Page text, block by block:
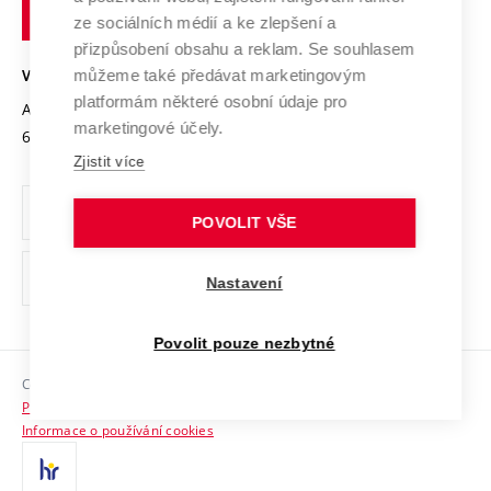
Open Science
Projekty
Projekty ze strukturálních fondů
Specifický výzkum
Mezinárodní dohody
Univerzitní sítě
Podnikavá univerzita / ContriBUTe
Bezpečná univerzita
Vyznamenání
Organizační struktura
Ochrana osobních údajů
odkaz)
Sociální bezpečí
HR Award
Kontakty
technické
VYSOKÉ UČENÍ TECHNICKÉ V BRNĚ
Antonínská 548/1
602 00 Brno
www.vut.cz
vut@vutbr.cz
Copyright © 2026 VUT
Prohlášení o přístupnosti
Informace o používání cookies
ze sociálních médií a ke zlepšení a
přizpůsobení obsahu a reklam. Se souhlasem
můžeme také předávat marketingovým
platformám některé osobní údaje pro
marketingové účely.
Zjistit více
POVOLIT VŠE
Nastavení
Povolit pouze nezbytné